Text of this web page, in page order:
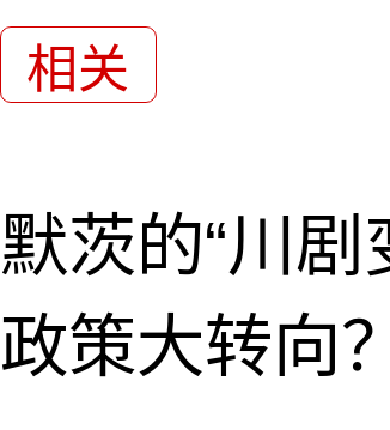
相关
默茨的“川
政策大转向？